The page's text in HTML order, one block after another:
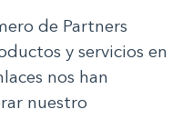
de Partners
y servicios en
nos han
nuestro